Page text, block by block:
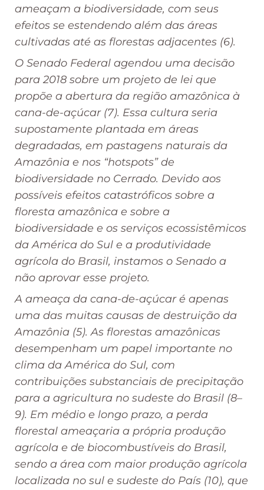
ameaçam a biodiversidade, com seus
efeitos se estendendo além das áreas
cultivadas até as florestas adjacentes (6).
O Senado Federal agendou uma decisão
para 2018 sobre um projeto de lei que
propõe a abertura da região amazônica à
cana-de-açúcar (7). Essa cultura seria
supostamente plantada em áreas
degradadas, em pastagens naturais da
Amazônia e nos “hotspots” de
biodiversidade no Cerrado. Devido aos
possíveis efeitos catastróficos sobre a
floresta amazônica e sobre a
biodiversidade e os serviços ecossistêmicos
da América do Sul e a produtividade
agrícola do Brasil, instamos o Senado a
não aprovar esse projeto.
A ameaça da cana-de-açúcar é apenas
uma das muitas causas de destruição da
Amazônia (5). As florestas amazônicas
desempenham um papel importante no
clima da América do Sul, com
contribuições substanciais de precipitação
para a agricultura no sudeste do Brasil (8–
9). Em médio e longo prazo, a perda
florestal ameaçaria a própria produção
agrícola e de biocombustíveis do Brasil,
sendo a área com maior produção agrícola
localizada no sul e sudeste do País (10), que